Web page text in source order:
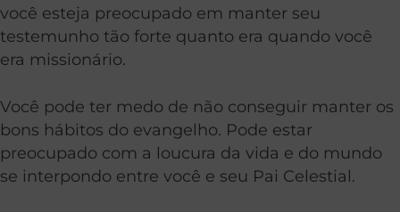
você esteja preocupado em manter seu
testemunho tão forte quanto era quando você
era missionário.
Você pode ter medo de não conseguir manter os
bons hábitos do evangelho. Pode estar
preocupado com a loucura da vida e do mundo
se interpondo entre você e seu Pai Celestial.